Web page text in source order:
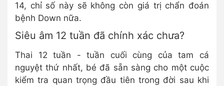
14, chỉ số này sẽ không còn giá trị chẩn đoán
bệnh Down nữa.
Siêu âm 12 tuần đã chính xác chưa?
Thai 12 tuần - tuần cuối cùng của tam cá
nguyệt thứ nhất, bé đã sẵn sàng cho một cuộc
kiểm tra quan trọng đầu tiên trong đời sau khi